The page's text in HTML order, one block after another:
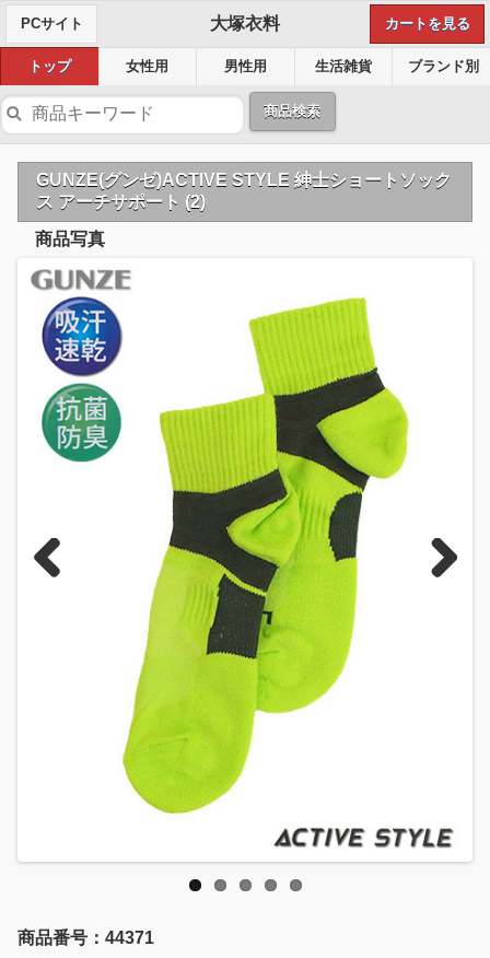
PCサイト 大塚衣料 カートを見る
トップ 女性用 男性用 生活雑貨 ブランド別
商品検索
GUNZE(グンゼ)ACTIVE STYLE 紳士ショートソック
ス アーチサポート (2)
商品写真
商品番号：44371